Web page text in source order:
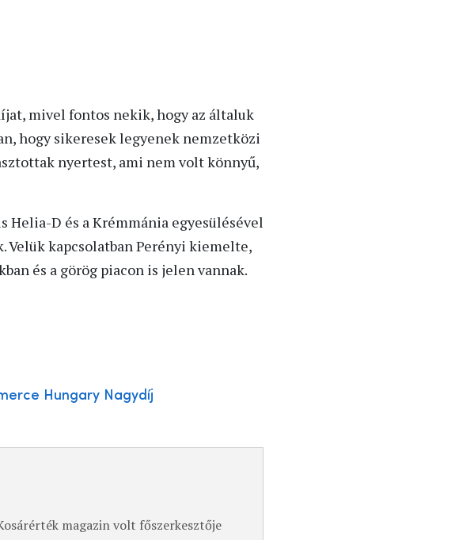
mivel fontos nekik, hogy az általuk
hogy sikeresek legyenek nemzetközi
nyertest, ami nem volt könnyű,
Helia-D és a Krémmánia egyesülésével
kapcsolatban Perényi kiemelte,
és a görög piacon is jelen vannak.
Hungary Nagydíj
magazin volt főszerkesztője